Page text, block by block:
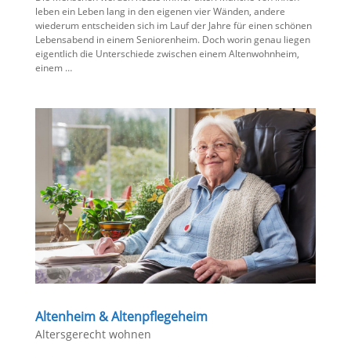
leben ein Leben lang in den eigenen vier Wänden, andere
wiederum entscheiden sich im Lauf der Jahre für einen schönen
Lebensabend in einem Seniorenheim. Doch worin genau liegen
eigentlich die Unterschiede zwischen einem Altenwohnheim,
einem …
Altenheim & Altenpflegeheim
Altersgerecht wohnen